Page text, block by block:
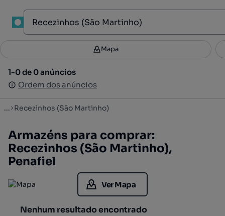
Filtros 2
1-0 de 0 anúncios
Ordem dos anúncios
Mapa
1-0 de 0 anúncios
Ordem dos anúncios
... Recezinhos (São Martinho)
Armazéns para comprar:
Recezinhos (São Martinho),
Penafiel
Ver Mapa
Nenhum resultado encontrado